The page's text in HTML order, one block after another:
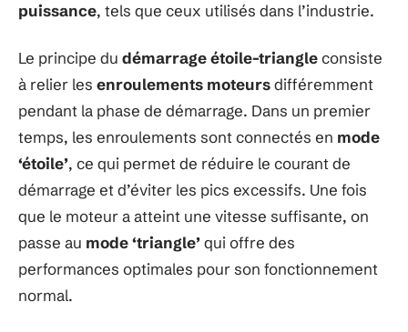
puissance, tels que ceux utilisés dans l’industrie.
Le principe du démarrage étoile-triangleconsiste
à relier les enroulements moteursdifféremment
pendant la phase de démarrage. Dans un premier
temps, les enroulements sont connectés en mode
‘étoile’, ce qui permet de réduire le courant de
démarrage et d’éviter les pics excessifs. Une fois
que le moteur a atteint une vitesse suffisante, on
passe au mode ‘triangle’qui offre des
performances optimales pour son fonctionnement
normal.